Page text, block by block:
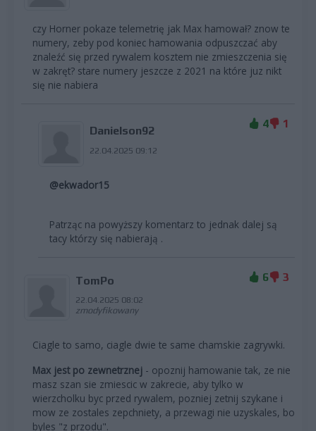
czy Horner pokaze telemetrię jak Max hamował? znow te
numery, zeby pod koniec hamowania odpuszczać aby
znaleźć się przed rywalem kosztem nie zmieszczenia się
w zakręt? stare numery jeszcze z 2021 na które juz nikt
się nie nabiera
Danielson92
22.04.2025 09:12
4 1
@ekwador15
Patrząc na powyższy komentarz to jednak dalej są
tacy którzy się nabierają .
TomPo
22.04.2025 08:02
zmodyfikowany
6 3
Ciagle to samo, ciagle dwie te same chamskie zagrywki.
Max jest po zewnetrznej - opoznij hamowanie tak, ze nie
masz szan sie zmiescic w zakrecie, aby tylko w
wierzcholku byc przed rywalem, pozniej zetnij szykane i
mow ze zostales zepchniety, a przewagi nie uzyskales, bo
byles "z przodu".